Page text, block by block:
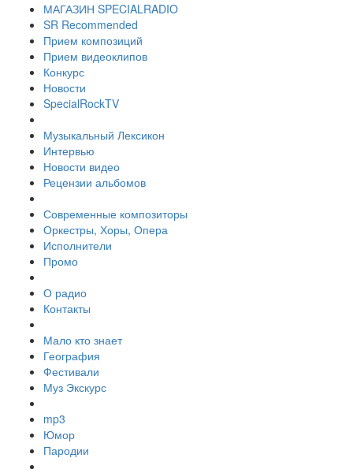
МАГАЗИН SPECIALRADIO
SR Recommended
Прием композиций
Прием видеоклипов
Конкурс
Новости
SpecialRockTV
Музыкальный Лексикон
Интервью
Новости видео
Рецензии альбомов
Современные композиторы
Оркестры, Хоры, Опера
Исполнители
Промо
О радио
Контакты
Мало кто знает
География
Фестивали
Муз Экскурс
mp3
Юмор
Пародии